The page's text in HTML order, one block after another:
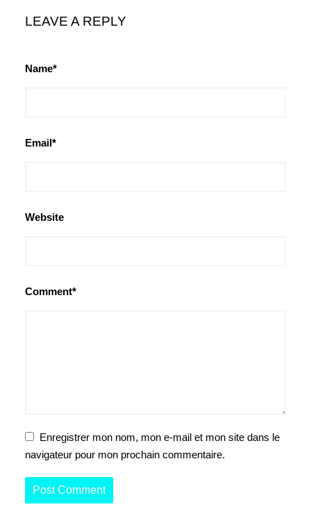
LEAVE A REPLY
Name*
Email*
Website
Comment*
Enregistrer mon nom, mon e-mail et mon site dans le
navigateur pour mon prochain commentaire.